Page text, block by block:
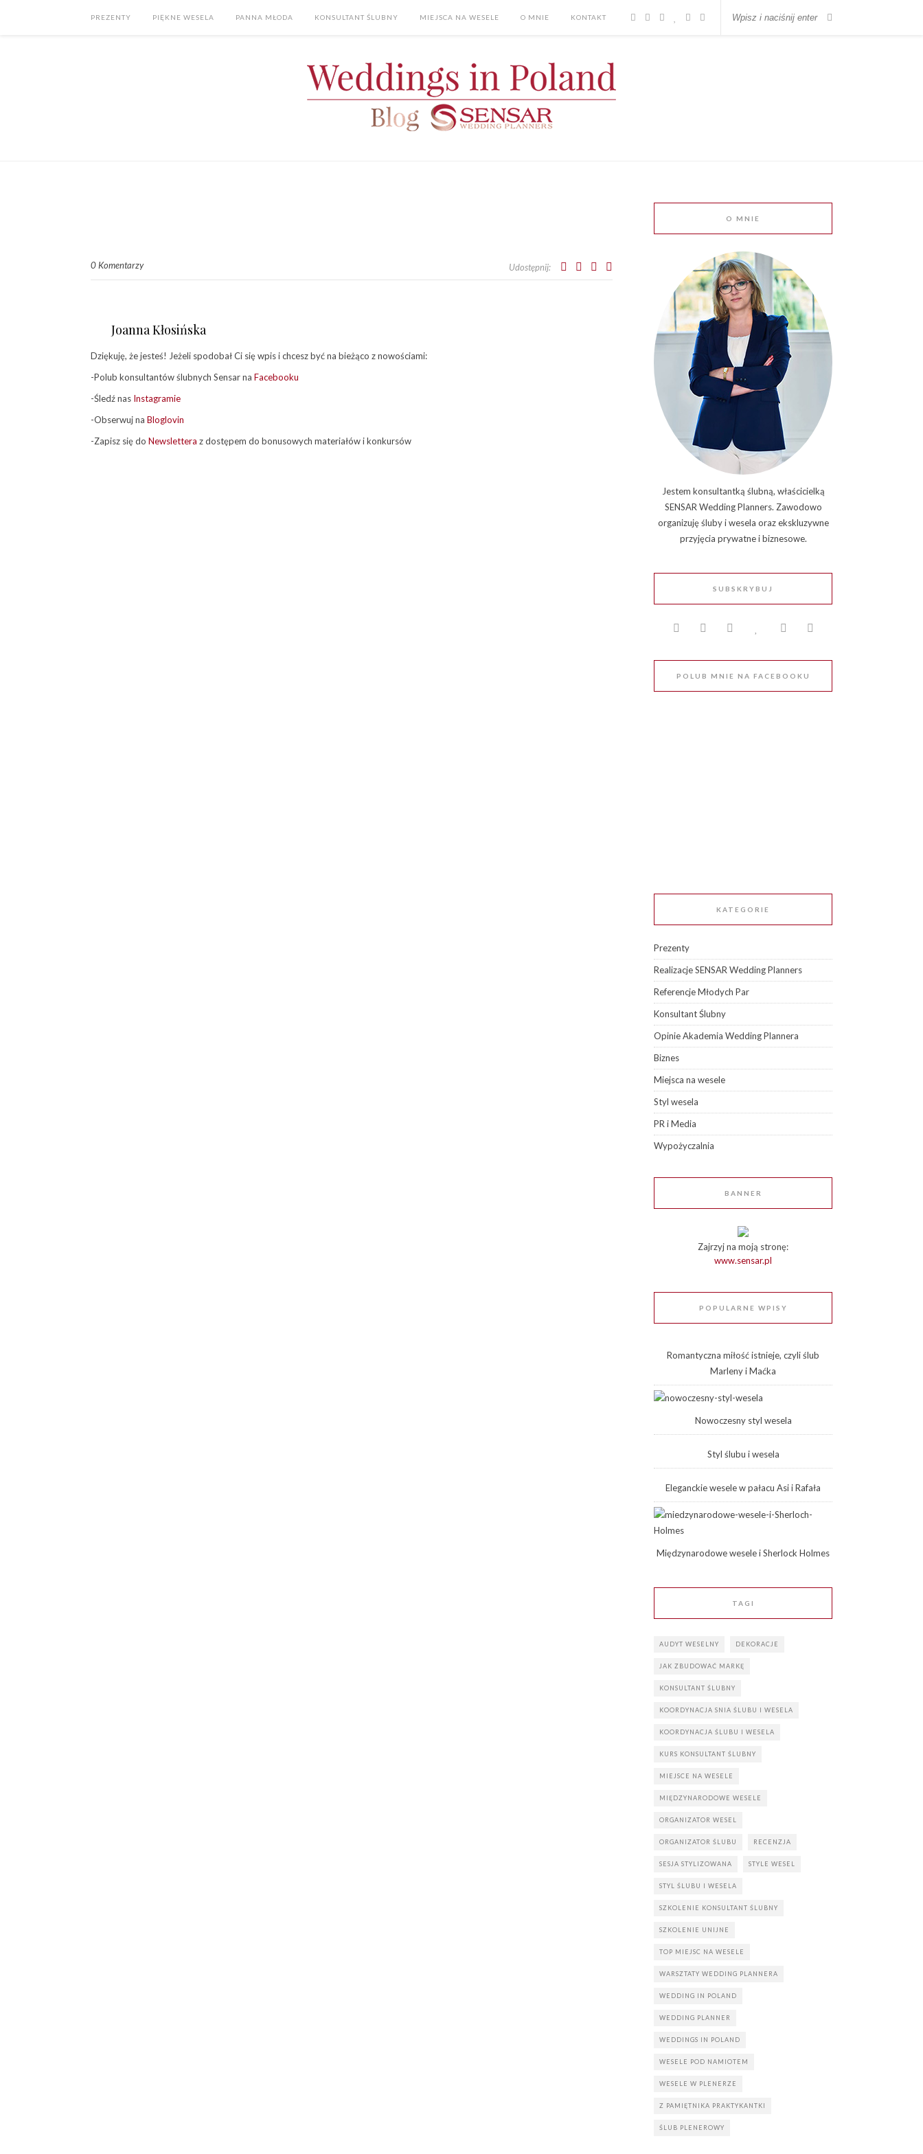
PREZENTY PIĘKNE WESELA PANNA MŁODA KONSULTANT ŚLUBNY MIEJSCA NA WESELE O MNIE KONTAKT
0 Komentarzy Udostępnij:
Joanna Kłosińska
Dziękuję, że jesteś! Jeżeli spodobał Ci się wpis i chcesz być na bieżąco z nowościami:
-Polub konsultantów ślubnych Sensar na Facebooku
-Śledź nas Instagramie
-Obserwuj na Bloglovin
-Zapisz się do Newslettera z dostępem do bonusowych materiałów i konkursów
O MNIE
Jestem konsultantką ślubną, właścicielką
SENSAR Wedding Planners. Zawodowo
organizuję śluby i wesela oraz ekskluzywne
przyjęcia prywatne i biznesowe.
SUBSKRYBUJ
POLUB MNIE NA FACEBOOKU
KATEGORIE
Prezenty
Realizacje SENSAR Wedding Planners
Referencje Młodych Par
Konsultant Ślubny
Opinie Akademia Wedding Plannera
Biznes
Miejsca na wesele
Styl wesela
PR i Media
Wypożyczalnia
BANNER
Zajrzyj na moją stronę:
www.sensar.pl
POPULARNE WPISY
Romantyczna miłość istnieje, czyli ślub
Marleny i Maćka
Nowoczesny styl wesela
Styl ślubu i wesela
Eleganckie wesele w pałacu Asi i Rafała
Międzynarodowe wesele i Sherlock Holmes
TAGI
AUDYT WESELNY DEKORACJE
JAK ZBUDOWAĆ MARKĘ
KONSULTANT ŚLUBNY
KOORDYNACJA SNIA ŚLUBU I WESELA
KOORDYNACJA ŚLUBU I WESELA
KURS KONSULTANT ŚLUBNY
MIEJSCE NA WESELE
MIĘDZYNARODOWE WESELE
ORGANIZATOR WESEL
ORGANIZATOR ŚLUBU RECENZJA
SESJA STYLIZOWANA STYLE WESEL
STYL ŚLUBU I WESELA
SZKOLENIE KONSULTANT ŚLUBNY
SZKOLENIE UNIJNE
TOP MIEJSC NA WESELE
WARSZTATY WEDDING PLANNERA
WEDDING IN POLAND
WEDDING PLANNER
WEDDINGS IN POLAND
WESELE POD NAMIOTEM
WESELE W PLENERZE
Z PAMIĘTNIKA PRAKTYKANTKI
ŚLUB PLENEROWY